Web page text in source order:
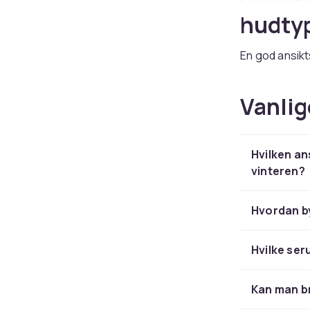
En god
oljefrie
tilpasses
Riktig
huden.
Hvilken
vinteren?
Hvordan
Hvilke
Kan man